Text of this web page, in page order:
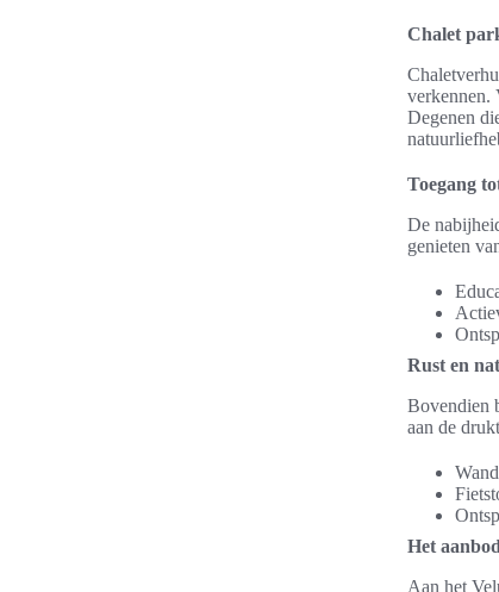
Chalet
verkennen.
Degenen
Toegang
De
genieten
Rust en
Bovendien
aan de
Het
Aan het